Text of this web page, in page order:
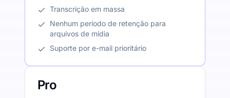
Transcrição em massa
Nenhum período de retenção para
arquivos de mídia
Suporte por e-mail prioritário
Pro